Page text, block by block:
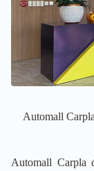
Automall
Automall Carpla